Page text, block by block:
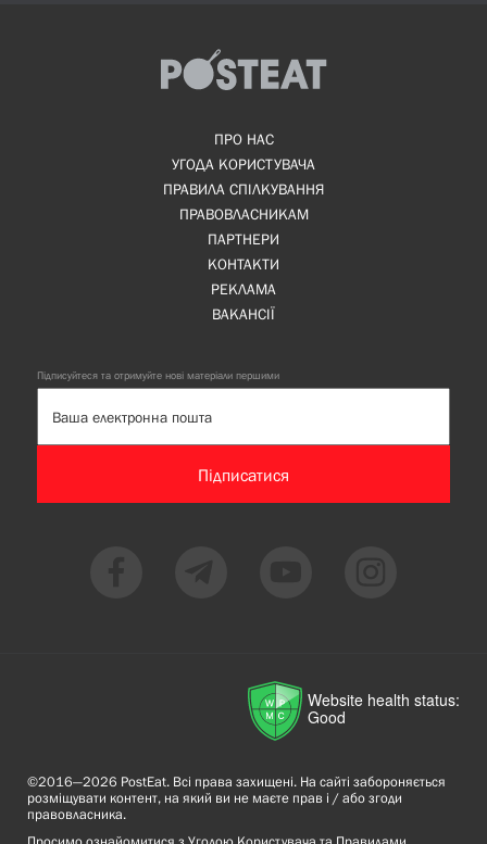
ПРО НАС
УГОДА КОРИСТУВАЧА
ПРАВИЛА СПІЛКУВАННЯ
ПРАВОВЛАСНИКАМ
ПАРТНЕРИ
КОНТАКТИ
РЕКЛАМА
ВАКАНСІЇ
Підписуйтеся та отримуйте нові матеріали першими
Підписатися
Website health status:
Good
©2016—2026 PostEat. Всі права захищені. На сайті забороняється
розміщувати контент, на який ви не маєте прав і / або згоди
правовласника.